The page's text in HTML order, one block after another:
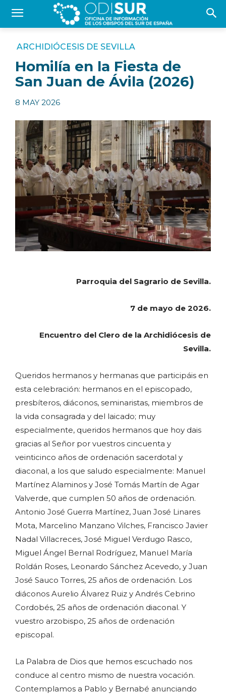
ARCHIDIÓCESIS DE SEVILLA
Homilía en la Fiesta de
San Juan de Ávila (2026)
8 MAY 2026
Parroquia del Sagrario de Sevilla.
7 de mayo de 2026.
Encuentro del Clero de la Archidiócesis de
Sevilla.
Queridos hermanos y hermanas que participáis en
esta celebración: hermanos en el episcopado,
presbíteros, diáconos, seminaristas, miembros de
la vida consagrada y del laicado; muy
especialmente, queridos hermanos que hoy dais
gracias al Señor por vuestros cincuenta y
veinticinco años de ordenación sacerdotal y
diaconal, a los que saludo especialmente: Manuel
Martínez Alaminos y José Tomás Martín de Agar
Valverde, que cumplen 50 años de ordenación.
Antonio José Guerra Martínez, Juan José Linares
Mota, Marcelino Manzano Vilches, Francisco Javier
Nadal Villacreces, José Miguel Verdugo Rasco,
Miguel Ángel Bernal Rodríguez, Manuel María
Roldán Roses, Leonardo Sánchez Acevedo, y Juan
José Sauco Torres, 25 años de ordenación. Los
diáconos Aurelio Álvarez Ruiz y Andrés Cebrino
Cordobés, 25 años de ordenación diaconal. Y
vuestro arzobispo, 25 años de ordenación
episcopal.
La Palabra de Dios que hemos escuchado nos
conduce al centro mismo de nuestra vocación.
Contemplamos a Pablo y Bernabé anunciando